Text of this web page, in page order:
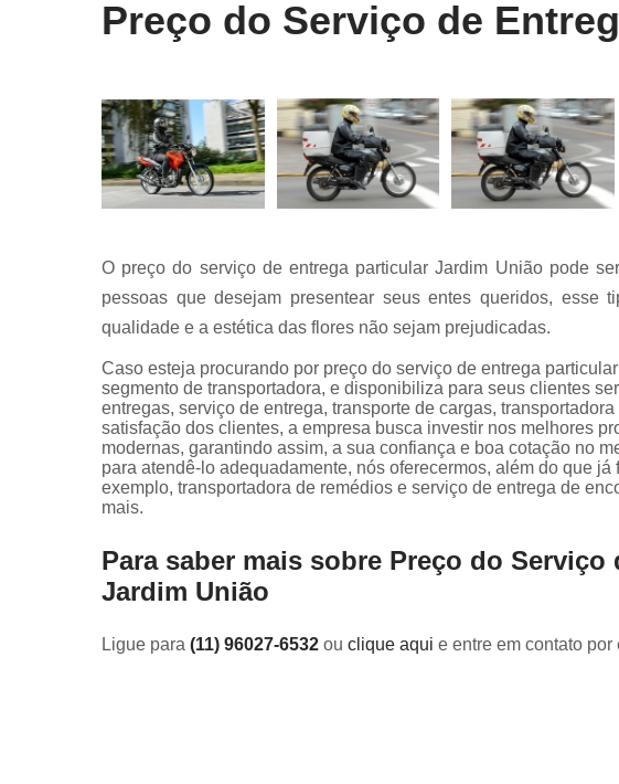
Preço do Serviço de
O preço do serviço de entrega particular Jardim União pode
pessoas que desejam presentear seus entes queridos,
qualidade e a estética das flores não sejam prejudicadas.
Caso esteja procurando por preço do serviço de entrega
segmento de transportadora, e disponibiliza para seus clientes
entregas, serviço de entrega, transporte de cargas,
satisfação dos clientes, a empresa busca investir nos melhores
modernas, garantindo assim, a sua confiança e boa cotação no
para atendê-lo adequadamente, nós oferecermos, além do que
exemplo, transportadora de remédios e serviço de entrega de
mais.
Para saber mais sobre Preço do
Jardim União
Ligue para (11) 96027-6532 ou clique aqui e entre em contato por